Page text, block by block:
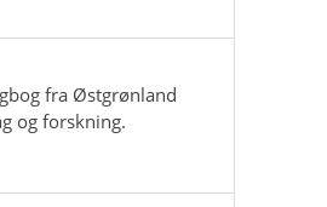
fra Østgrønland
og forskning.